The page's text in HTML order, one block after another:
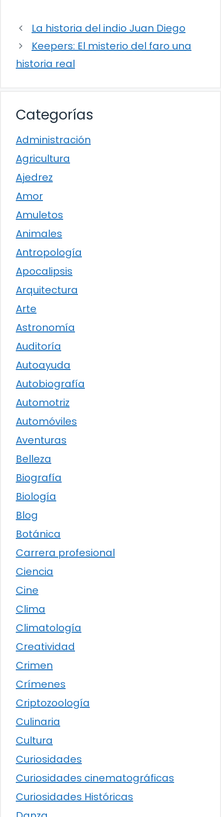
La historia del indio Juan Diego
Keepers: El misterio del faro una
historia real
Categorías
Administración
Agricultura
Ajedrez
Amor
Amuletos
Animales
Antropología
Apocalipsis
Arquitectura
Arte
Astronomía
Auditoría
Autoayuda
Autobiografía
Automotriz
Automóviles
Aventuras
Belleza
Biografía
Biología
Blog
Botánica
Carrera profesional
Ciencia
Cine
Clima
Climatología
Creatividad
Crimen
Crímenes
Criptozoología
Culinaria
Cultura
Curiosidades
Curiosidades cinematográficas
Curiosidades Históricas